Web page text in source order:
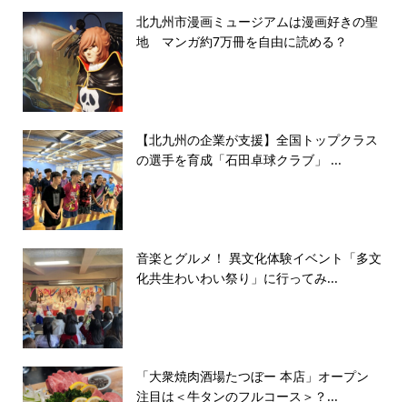
北九州市漫画ミュージアムは漫画好きの聖
地 マンガ約7万冊を自由に読める？
【北九州の企業が支援】全国トップクラス
の選手を育成「石田卓球クラブ」 ...
音楽とグルメ！ 異文化体験イベント「多文
化共生わいわい祭り」に行ってみ...
「大衆焼肉酒場たつぼー 本店」オープン
注目は＜牛タンのフルコース＞？...